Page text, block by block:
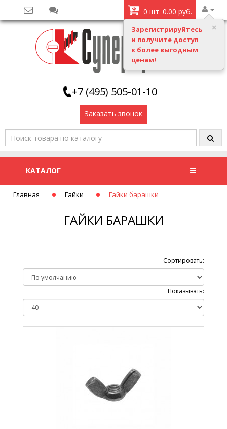
0 шт. 0.00 руб.
+7 (495) 505-01-10
Заказать звонок
КАТАЛОГ
Главная Гайки Гайки барашки
ГАЙКИ БАРАШКИ
Сортировать:
Показывать:
Зарегистрируйтесь
и получите доступ
к более выгодным
ценам!